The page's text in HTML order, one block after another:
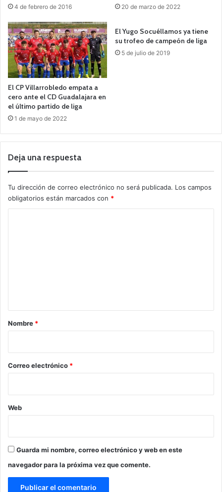
4 de febrero de 2016 20 de marzo de 2022
El CP Villarrobledo empata a
cero ante el CD Guadalajara en
el último partido de liga
1 de mayo de 2022
El Yugo Socuéllamos ya tiene
su trofeo de campeón de liga
5 de julio de 2019
Deja una respuesta
Tu dirección de correo electrónico no será publicada. Los campos
obligatorios están marcados con *
r
*
Nombre *
Correo electrónico *
Web
Guarda mi nombre, correo electrónico y web en este
navegador para la próxima vez que comente.